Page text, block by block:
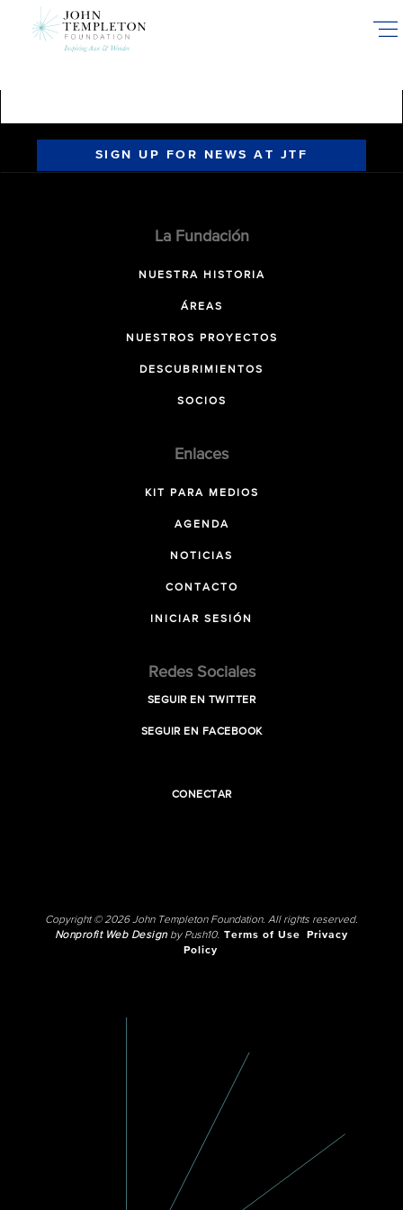
SIGN UP FOR NEWS AT JTF
La Fundación
NUESTRA HISTORIA
ÁREAS
NUESTROS PROYECTOS
DESCUBRIMIENTOS
SOCIOS
Enlaces
KIT PARA MEDIOS
AGENDA
NOTICIAS
CONTACTO
INICIAR SESIÓN
Redes Sociales
SEGUIR EN TWITTER
SEGUIR EN FACEBOOK
CONECTAR
Copyright © 2026 John Templeton Foundation. All rights reserved.
Nonprofit Web Designby Push10. Terms of Use
Privacy
Policy